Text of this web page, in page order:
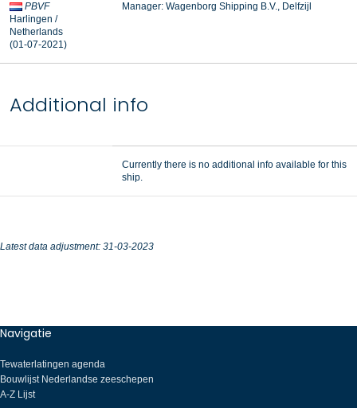
PBVF
Harlingen /
Netherlands
(01-07-2021)
Manager: Wagenborg Shipping B.V., Delfzijl
Additional info
Currently there is no additional info available for this
ship.
Latest data adjustment: 31-03-2023
Navigatie
Tewaterlatingen agenda
Bouwlijst Nederlandse zeeschepen
A-Z Lijst